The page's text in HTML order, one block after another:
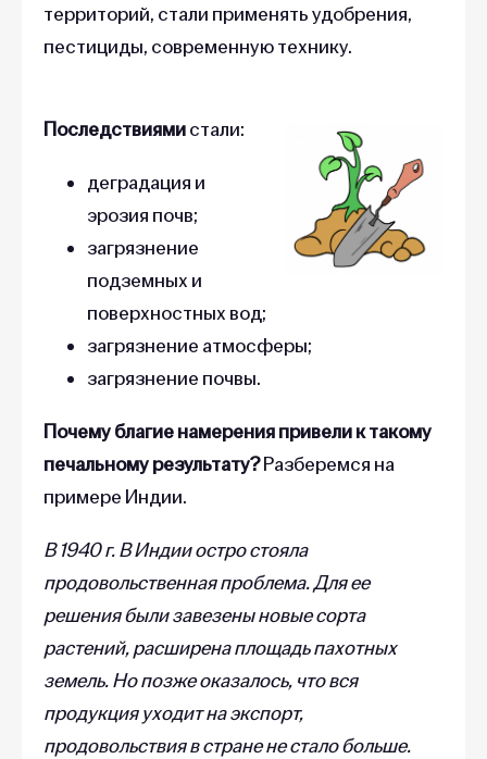
территорий, стали применять удобрения,
пестициды, современную технику.
Последствиямистали:
деградация и
эрозия почв;
загрязнение
подземных и
поверхностных вод;
загрязнение атмосферы;
загрязнение почвы.
Почему благие намерения привели к такому
печальному результату?Разберемся на
примере Индии.
В 1940 г. В Индии остро стояла
продовольственная проблема. Для ее
решения были завезены новые сорта
растений, расширена площадь пахотных
земель. Но позже оказалось, что вся
продукция уходит на экспорт,
продовольствия в стране не стало больше.